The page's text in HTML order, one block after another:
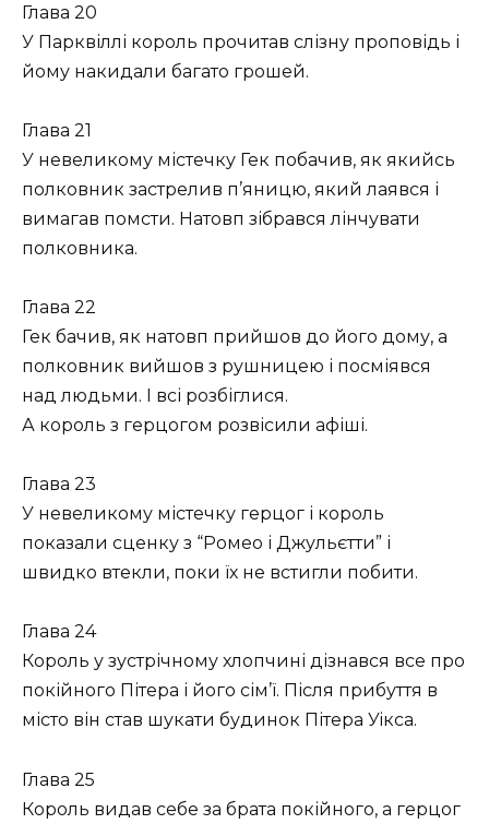
Глава 20
У Парквіллі король прочитав слізну проповідь і
йому накидали багато грошей.
Глава 21
У невеликому містечку Гек побачив, як якийсь
полковник застрелив п’яницю, який лаявся і
вимагав помсти. Натовп зібрався лінчувати
полковника.
Глава 22
Гек бачив, як натовп прийшов до його дому, а
полковник вийшов з рушницею і посміявся
над людьми. І всі розбіглися.
А король з герцогом розвісили афіші.
Глава 23
У невеликому містечку герцог і король
показали сценку з “Ромео і Джульєтти” і
швидко втекли, поки їх не встигли побити.
Глава 24
Король у зустрічному хлопчині дізнався все про
покійного Пітера і його сім’ї. Після прибуття в
місто він став шукати будинок Пітера Уікса.
Глава 25
Король видав себе за брата покійного, а герцог